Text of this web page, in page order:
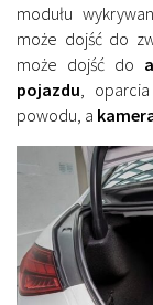
modułu
może dojść do
może dojść do
pojazdu ,
powodu, a